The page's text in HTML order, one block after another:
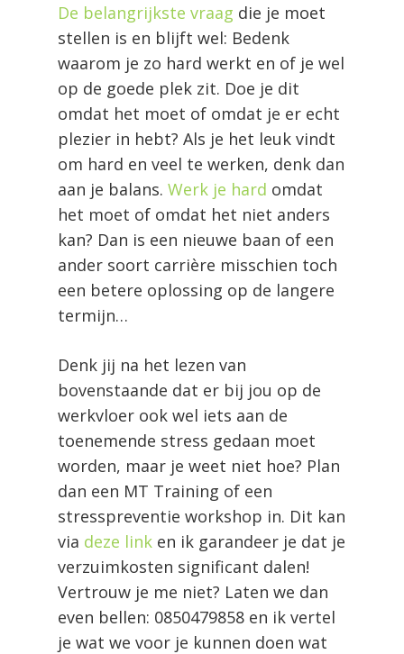
De belangrijkste vraag die je moet
stellen is en blijft wel: Bedenk
waarom je zo hard werkt en of je wel
op de goede plek zit. Doe je dit
omdat het moet of omdat je er echt
plezier in hebt? Als je het leuk vindt
om hard en veel te werken, denk dan
aan je balans. Werk je hard omdat
het moet of omdat het niet anders
kan? Dan is een nieuwe baan of een
ander soort carrière misschien toch
een betere oplossing op de langere
termijn…
Denk jij na het lezen van
bovenstaande dat er bij jou op de
werkvloer ook wel iets aan de
toenemende stress gedaan moet
worden, maar je weet niet hoe? Plan
dan een MT Training of een
stresspreventie workshop in. Dit kan
via deze link en ik garandeer je dat je
verzuimkosten significant dalen!
Vertrouw je me niet? Laten we dan
even bellen: 0850479858 en ik vertel
je wat we voor je kunnen doen wat